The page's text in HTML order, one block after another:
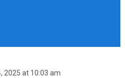
2025 at 10:03 am